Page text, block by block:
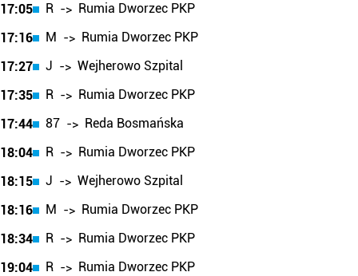
17:05
R -> Rumia Dworzec PKP
17:16
M -> Rumia Dworzec PKP
17:27
J -> Wejherowo Szpital
17:35
R -> Rumia Dworzec PKP
17:44
87 -> Reda Bosmańska
18:04
R -> Rumia Dworzec PKP
18:15
J -> Wejherowo Szpital
18:16
M -> Rumia Dworzec PKP
18:34
R -> Rumia Dworzec PKP
19:04
R -> Rumia Dworzec PKP